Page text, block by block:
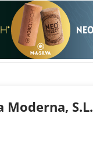
Moderna, S.L.